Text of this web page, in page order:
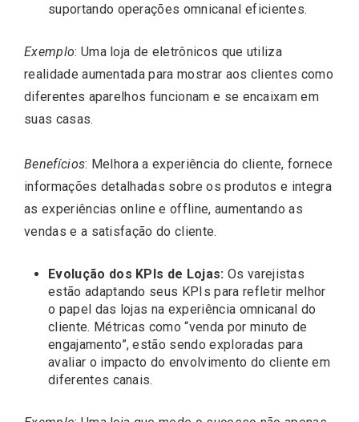
suportando operações omnicanal eficientes.
Exemplo: Uma loja de eletrônicos que utiliza
realidade aumentada para mostrar aos clientes como
diferentes aparelhos funcionam e se encaixam em
suas casas.
Benefícios: Melhora a experiência do cliente, fornece
informações detalhadas sobre os produtos e integra
as experiências online e offline, aumentando as
vendas e a satisfação do cliente.
Evolução dos KPIs de Lojas: Os varejistas
estão adaptando seus KPIs para refletir melhor
o papel das lojas na experiência omnicanal do
cliente. Métricas como “venda por minuto de
engajamento”, estão sendo exploradas para
avaliar o impacto do envolvimento do cliente em
diferentes canais.